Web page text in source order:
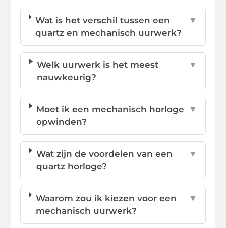
Wat is het verschil tussen een
quartz en mechanisch uurwerk?
▼
Welk uurwerk is het meest
nauwkeurig?
▼
Moet ik een mechanisch horloge
opwinden?
▼
Wat zijn de voordelen van een
quartz horloge?
▼
Waarom zou ik kiezen voor een
mechanisch uurwerk?
▼